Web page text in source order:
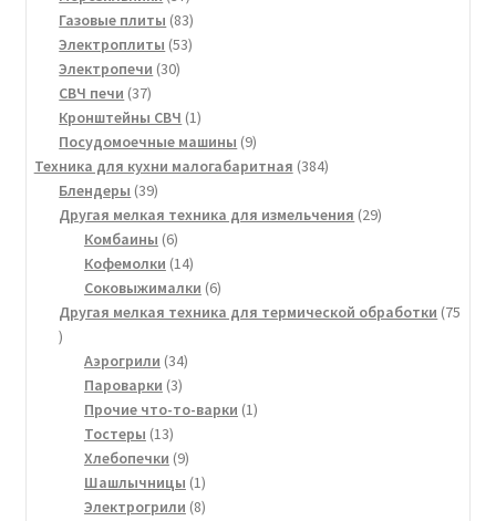
товаров
Газовые плиты 8383
товара
Электроплиты 5353
Электропечи 3030
СВЧ печи 3737
товаров
Кронштейны СВЧ 11
товар
Посудомоечные машины 99
товаров
Техника для кухни малогабаритная 384384
Блендеры 3939
товаров
Другая мелкая техника для измельчения 2929
Комбаины 66
товаров
Кофемолки 1414
товаров
Соковыжималки 66
товаров
Другая мелкая техника для термической обработки 75
75
товаров
Аэрогрили 3434
Пароварки 33
товара
Прочие что-то-варки 11
Тостеры 1313
товаров
Хлебопечки 99
товаров
Шашлычницы 11
товар
Электрогрили 88